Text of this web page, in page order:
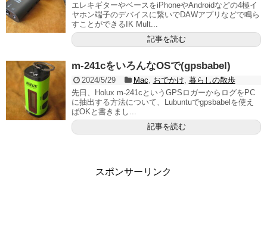
エレキギターやベースをiPhoneやAndroidなどの4極イ
ヤホン端子のデバイスに繋いでDAWアプリなどで鳴ら
すことができるIK Mult...
記事を読む
m-241cをいろんなOSで(gpsbabel)
2024/5/29 Mac, おでかけ, 暮らしの散歩
先日、Holux m-241cというGPSロガーからログをPC
に抽出する方法について、Lubuntuでgpsbabelを使え
ばOKと書きまし...
記事を読む
スポンサーリンク